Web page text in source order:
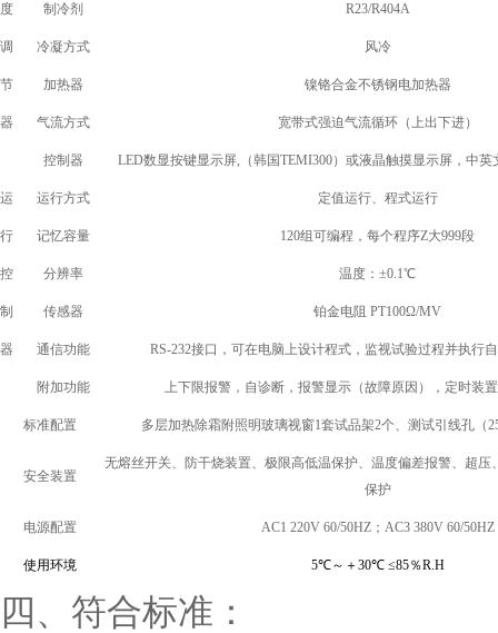
度
调
节
器
制冷剂 R23/R404A
冷凝方式 风冷
加热器 镍铬合金不锈钢电加热器
气流方式 宽带式强迫气流循环（上出下进）
运
行
控
制
器
控制器 LED数显按键显示屏,（韩国TEMI300）或液晶触摸显示屏，中英
运行方式 定值运行、程式运行
记忆容量 120组可编程，每个程序Z大999段
分辨率 温度：±0.1℃
传感器 铂金电阻 PT100Ω/MV
通信功能 RS-232接口，可在电脑上设计程式，监视试验过程并执行
附加功能 上下限报警，自诊断，报警显示（故障原因），定时装
标准配置 多层加热除霜附照明玻璃视窗1套试品架2个、测试引线孔（
安全装置
无熔丝开关、防干烧装置、极限高低温保护、温度偏差报警、超压
保护
电源配置 AC1 220V 60/50HZ；AC3 380V 60/50HZ
使用环境 5℃～＋30℃≤85％R.H
四、 符合标准：